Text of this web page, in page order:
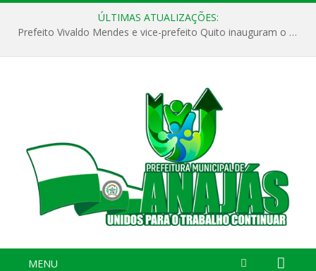
ÚLTIMAS ATUALIZAÇÕES:
Prefeito Vivaldo Mendes e vice-prefeito Quito inauguram o CAPS e fortalecem a saúde pública em Anajás.
MENU